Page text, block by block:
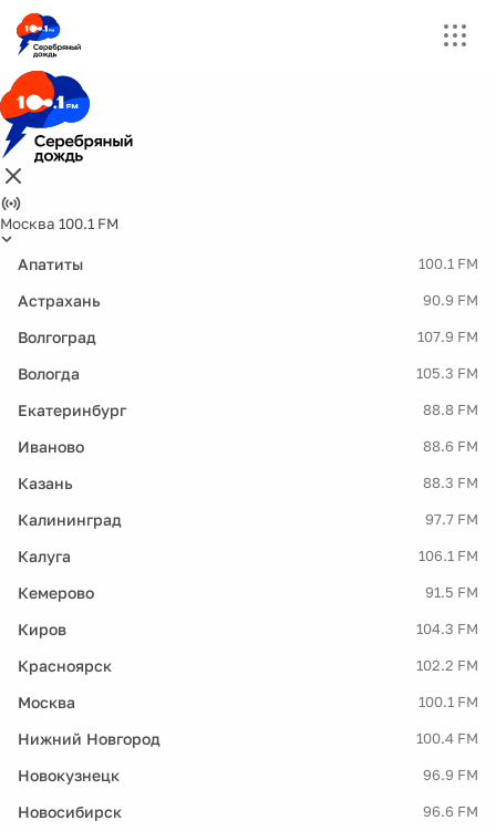
Москва 100.1 FM
Апатиты 100.1 FM
Астрахань 90.9 FM
Волгоград 107.9 FM
Вологда 105.3 FM
Екатеринбург 88.8 FM
Иваново 88.6 FM
Казань 88.3 FM
Калининград 97.7 FM
Калуга 106.1 FM
Кемерово 91.5 FM
Киров 104.3 FM
Красноярск 102.2 FM
Москва 100.1 FM
Нижний Новгород 100.4 FM
Новокузнецк 96.9 FM
Новосибирск 96.6 FM